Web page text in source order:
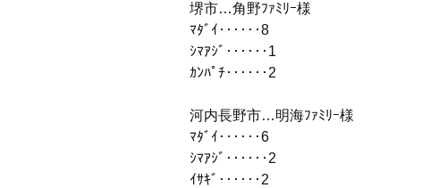
堺市…角野ﾌｧﾐﾘｰ様
ﾏﾀﾞｲ‥‥‥8
ｼﾏｱｼﾞ‥‥‥1
ｶﾝﾊﾟﾁ‥‥‥2
河内長野市…明海ﾌｧﾐﾘｰ様
ﾏﾀﾞｲ‥‥‥6
ｼﾏｱｼﾞ‥‥‥2
ｲｻｷﾞ‥‥‥2